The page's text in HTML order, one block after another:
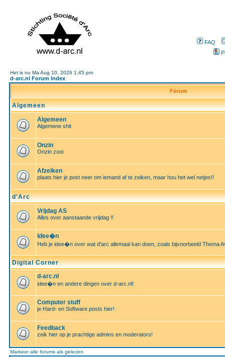
FAQ
Het is nu Ma Aug 10, 2026 1:45 pm
d-arc.nl Forum Index
Forum
Algemeen
Algemeen
Algemene shit
Onzin
Onzin zooi
Afzeiken
plaats hier je post neer om iemand af te zeiken, maar hou het wel netjes!!
d'Arc
Vrijdag AS
Alles over aanstaande vrijdag !!
Idee�n
Heb je idee�n over wat d'arc allemaal kan doen, zoals bijvoorbeeld Thema
Digital Corner
d-arc.nl
idee�n en andere dingen over d-arc.nl!
Computer stuff
je Hard- en Software posts hier!
Feedback
zeik hier op je prachtige admins en moderators!
Markeer alle forums als gelezen